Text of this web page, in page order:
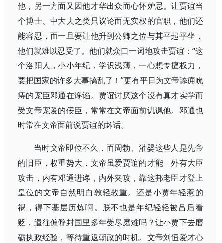
他，另一方面又因他才华出众而心怀妒忌。让贾谊当
个博士、中大夫之类只议论而无实权的官职，他们还
能容忍，而一旦要让他升到公卿之位与其平起平坐，
他们就难以忍受了。他们就众口一词地攻击贾谊：“这
个洛阳人，小小年纪，学识浅薄，一心想专擅权力，
要把国家的许多大事搞乱了！”更有平日为文帝舔痈吮
痔的宠臣邓通在谗谄。贾谊讨厌这个没有真才实学而
受文帝宠爱的佞臣，常常在文帝面前讥讽他。邓通也
时常在文帝面前说贾谊的坏话。
当时文帝即位不久，而周勃、灌婴这些人是先帝
的旧臣，权重势大，文帝虽爱贾谊的才能，外有大臣
攻击，内有邓通进谗，内外夹攻，靠这邦老臣才登上
皇位的文帝自然明白敦轻敦重。还是小贾年轻惹的
祸，得下基层历炼啊。朕不也是年纪轻轻被吕后看
贬，遣往偏僻封国里多年受尽磨难吗？让小贾下去磨
砺执政经验，等待重返朝政的时机。文帝刘恒爱才心